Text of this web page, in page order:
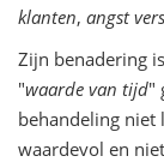
klanten, angst
Zijn benadering
"waarde van tijd"
behandeling niet
waardevol en